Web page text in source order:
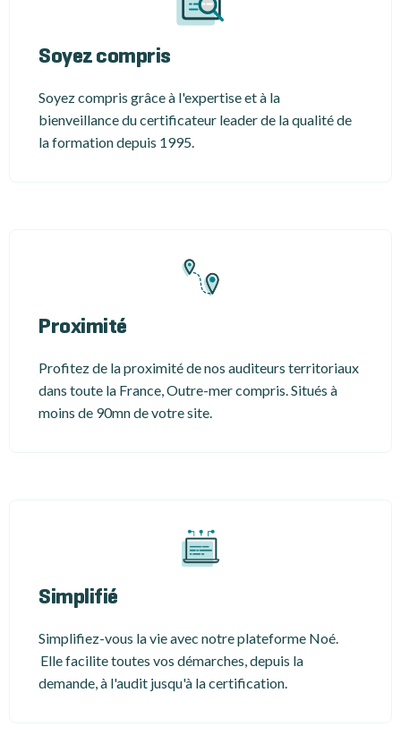
Soyez compris
Soyez compris grâce à l'expertise et à la
bienveillance du certificateur leader de la qualité de
la formation depuis 1995.
Proximité
Profitez de la proximité de nos auditeurs territoriaux
dans toute la France, Outre-mer compris. Situés à
moins de 90mn de votre site.
Simplifié
Simplifiez-vous la vie avec notre plateforme Noé.
Elle facilite toutes vos démarches, depuis la
demande, à l'audit jusqu'à la certification.